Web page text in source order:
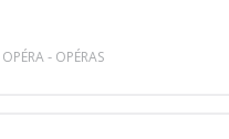
OPÉRA- OPÉRAS